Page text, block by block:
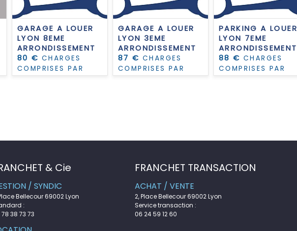
GARAGE A LOUER
LYON 8EME
ARRONDISSEMENT
80 € CHARGES
COMPRISES PAR
MOIS
GARAGE A LOUER
LYON 3EME
ARRONDISSEMENT
87 € CHARGES
COMPRISES PAR
MOIS
PARKING A LOUER
LYON 7EME
ARRONDISSEMENT
88 € CHARGES
COMPRISES PAR
MOIS
& Cie
/ SYNDIC
Bellecour 69002 Lyon
:
38 73 73
FRANCHET TRANSACTION
ACHAT / VENTE
2, Place Bellecour 69002 Lyon
Service transaction :
06 24 59 12 60